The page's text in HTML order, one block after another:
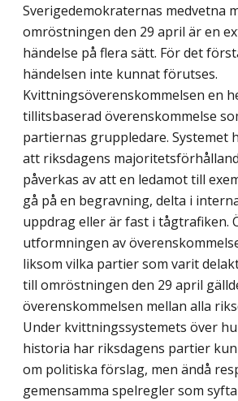
Sverigedemokraternas medvetna
omröstningen den 29 april är en
händelse på flera sätt. För det
händelsen inte kunnat förutses.
Kvittningsöverenskommelsen en
tillitsbaserad överenskommelse
partiernas gruppledare. Systemet
att riksdagens
påverkas av att en ledamot till
gå på en begravning, delta i
uppdrag eller är fast i tågtrafiken.
utformningen av
liksom vilka partier som varit
till omröstningen den 29 april
överenskommelsen mellan alla
Under kvittningssystemets över
historia har riksdagens partier
om politiska förslag, men ändå
gemensamma spelregler som